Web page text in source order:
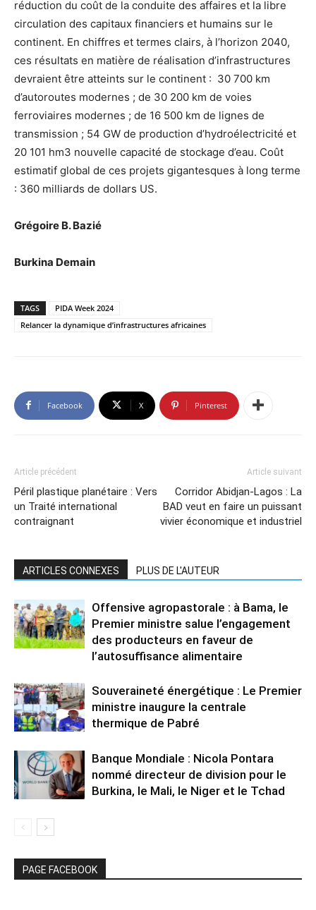
réduction du coût de la conduite des affaires et la libre
circulation des capitaux financiers et humains sur le
continent. En chiffres et termes clairs, à l’horizon 2040,
ces résultats en matière de réalisation d’infrastructures
devraient être atteints sur le continent : 30 700 km
d’autoroutes modernes ; de 30 200 km de voies
ferroviaires modernes ; de 16 500 km de lignes de
transmission ; 54 GW de production d’hydroélectricité et
20 101 hm3 nouvelle capacité de stockage d’eau. Coût
estimatif global de ces projets gigantesques à long terme
: 360 milliards de dollars US.
Grégoire B. Bazié
Burkina Demain
TAGS
PIDA Week 2024
Relancer la dynamique d’infrastructures africaines
Facebook X Pinterest
Article précédent
Péril plastique planétaire : Vers
un Traité international
contraignant
Article suivant
Corridor Abidjan-Lagos : La
BAD veut en faire un puissant
vivier économique et industriel
ARTICLES CONNEXES PLUS DE L'AUTEUR
Offensive agropastorale : à Bama, le
Premier ministre salue l’engagement
des producteurs en faveur de
l’autosuffisance alimentaire
Souveraineté énergétique : Le Premier
ministre inaugure la centrale
thermique de Pabré
Banque Mondiale : Nicola Pontara
nommé directeur de division pour le
Burkina, le Mali, le Niger et le Tchad
PAGE FACEBOOK